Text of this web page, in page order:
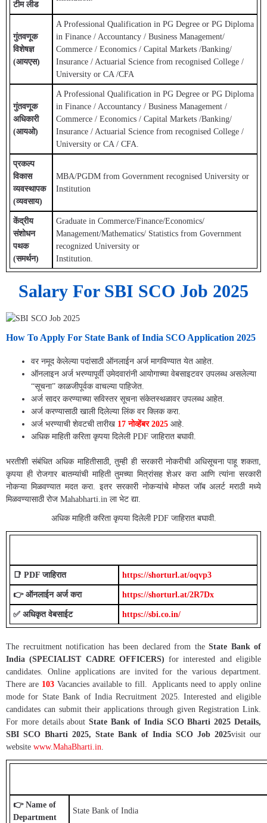
टीम लीड
गुंतवणूक
विशेषज्ञ
(आयएस)
A Professional Qualification in PG Degree or PG Diploma
in Finance / Accountancy / Business Management/
Commerce / Economics / Capital Markets /Banking/
Insurance / Actuarial Science from recognised College /
University or CA /CFA
गुंतवणूक
अधिकारी
(आयओ)
A Professional Qualification in PG Degree or PG Diploma
in Finance / Accountancy / Business Management /
Commerce / Economics / Capital Markets /Banking/
Insurance / Actuarial Science from recognised College /
University or CA / CFA.
प्रकल्प
विकास
व्यवस्थापक
(व्यवसाय)
MBA/PGDM from Government recognised University or
Institution
केंद्रीय
संशोधन
पथक
(समर्थन)
Graduate in Commerce/Finance/Economics/
Management/Mathematics/ Statistics from Government
recognized University or
Institution.
Salary For SBI SCO Job 2025
How To Apply For State Bank of India SCO Application 2025
वर नमूद केलेल्या पदांसाठी ऑनलाईन अर्ज मागविण्यात येत आहेत.
ऑनलाइन अर्ज भरण्यापूर्वी उमेदवारांनी आयोगाच्या वेबसाइटवर उपलब्ध असलेल्या
“सूचना” काळजीपूर्वक वाचल्या पाहिजेत.
अर्ज सादर करण्याच्या सविस्तर सूचना संकेतस्थळावर उपलब्ध आहेत.
अर्ज करण्यासाठी खाली दिलेल्या लिंक वर क्लिक करा.
अर्ज भरण्याची शेवटची तारीख 17 नोव्हेंबर 2025 आहे.
अधिक माहिती करिता कृपया दिलेली PDF जाहिरात बघावी.
भरतीशी संबंधित अधिक माहितीसाठी, तुम्ही ही सरकारी नोकरीची अधिसूचना पाहू शकता,
कृपया ही रोजगार बातम्यांची माहिती तुमच्या मित्रांसह शेअर करा आणि त्यांना सरकारी
नोकऱ्या मिळवण्यात मदत करा. इतर सरकारी नोकऱ्यांचे मोफत जॉब अलर्ट मराठी मध्ये
मिळवण्यासाठी रोज Mahabharti.in ला भेट द्या.
अधिक माहिती करिता कृपया दिलेली PDF जाहिरात बघावी.
📑 PDF जाहिरात https://shorturl.at/oqvp3
👉 ऑनलाईन अर्ज करा https://shorturl.at/2R7Dx
✅ अधिकृत वेबसाईट https://sbi.co.in/
The recruitment notification has been declared from the State Bank of
India (SPECIALIST CADRE OFFICERS) for interested and eligible
candidates. Online applications are invited for the various department.
There are 103 Vacancies available to fill. Applicants need to apply online
mode for State Bank of India Recruitment 2025. Interested and eligible
candidates can submit their applications through given Registration Link.
For more details about State Bank of India SCO Bharti 2025 Details,
SBI SCO Bharti 2025, State Bank of India SCO Job 2025visit our
website www.MahaBharti.in
👉 Name of
Department
State Bank of India